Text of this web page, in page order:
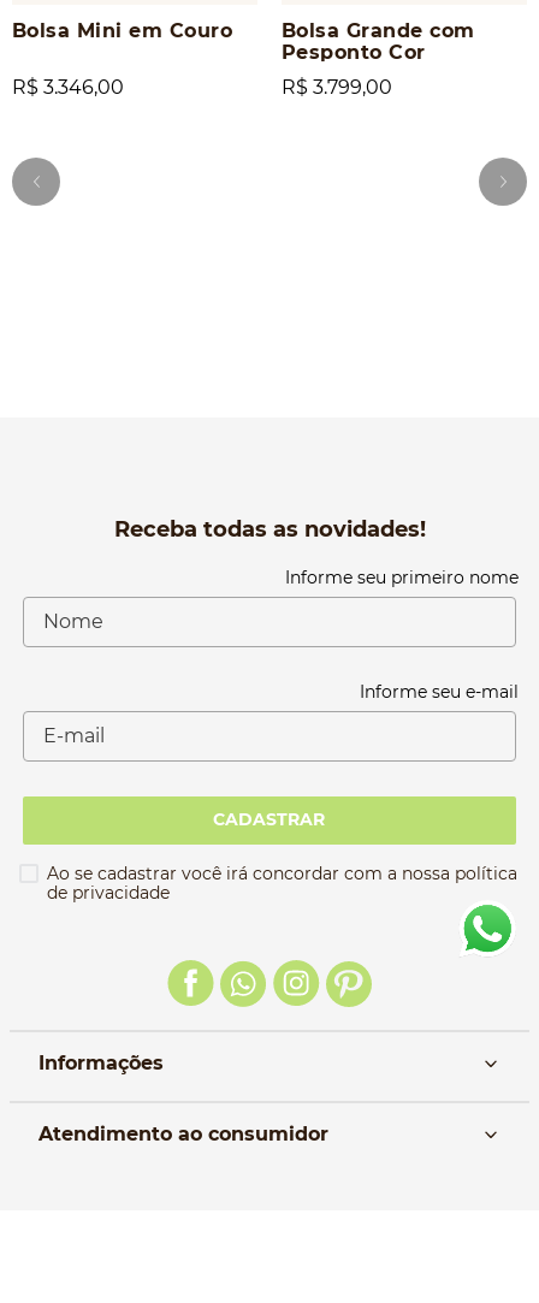
Bolsa Mini em Couro
R$ 3.346,00
Bolsa Grande com
Pesponto Cor
R$ 3.799,00
Receba todas as novidades!
Informe seu primeiro nome
Informe seu e-mail
CADASTRAR
Ao se cadastrar você irá concordar com a nossa política
de privacidade
Informações
Atendimento ao consumidor